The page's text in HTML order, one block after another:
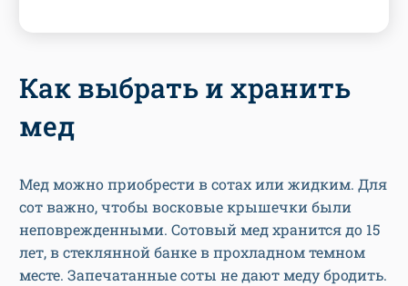
Как выбрать и хранить
мед
Мед можно приобрести в сотах или жидким. Для
сот важно, чтобы восковые крышечки были
неповрежденными. Сотовый мед хранится до 15
лет, в стеклянной банке в прохладном темном
месте. Запечатанные соты не дают меду бродить.